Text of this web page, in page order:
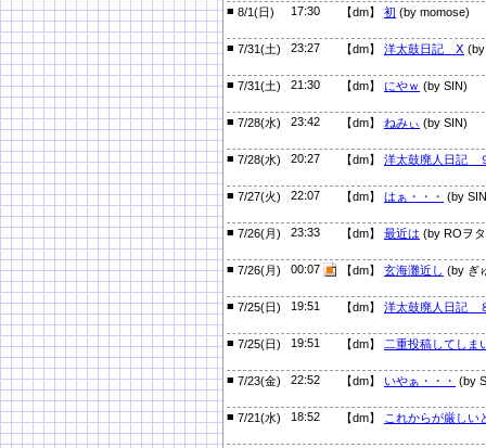
■ 8/1(日) 17:30 【dm】 初 (by momose)
■ 7/31(土) 23:27 【dm】 洋太鼓日記 Ⅹ
■ 7/31(土) 21:30 【dm】 にやｗ (by SIN)
■ 7/28(水) 23:42 【dm】 ねみぃ (by SIN)
■ 7/28(水) 20:27 【dm】 洋太鼓廃人日記
■ 7/27(火) 22:07 【dm】 はぁ・・・ (by
■ 7/26(月) 23:33 【dm】 最近は (by ROヲ
■ 7/26(月) 00:07 【dm】 玄海灘近し (by ぎ
■ 7/25(日) 19:51 【dm】 洋太鼓廃人日記
■ 7/25(日) 19:51 【dm】 二重投稿してしま
■ 7/23(金) 22:52 【dm】 いやぁ・・・ (by
■ 7/21(水) 18:52 【dm】 これからが厳し